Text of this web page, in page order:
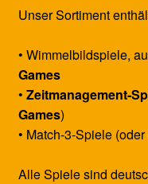
Unser Sortiment
• Wimmelbildspiele,
Games
• Zeitmanagement-
Games)
• Match-3-Spiele (oder
Alle Spiele sind